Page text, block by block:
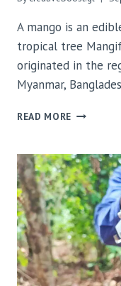
A mango is an
tropical tree
originated in the
Myanmar,
READ MORE